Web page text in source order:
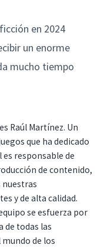
en 2024
un enorme
mucho tiempo
Raúl Martínez. Un
que ha dedicado
es responsable de
de contenido,
nuestras
y de alta calidad.
se esfuerza por
de todas las
mundo de los